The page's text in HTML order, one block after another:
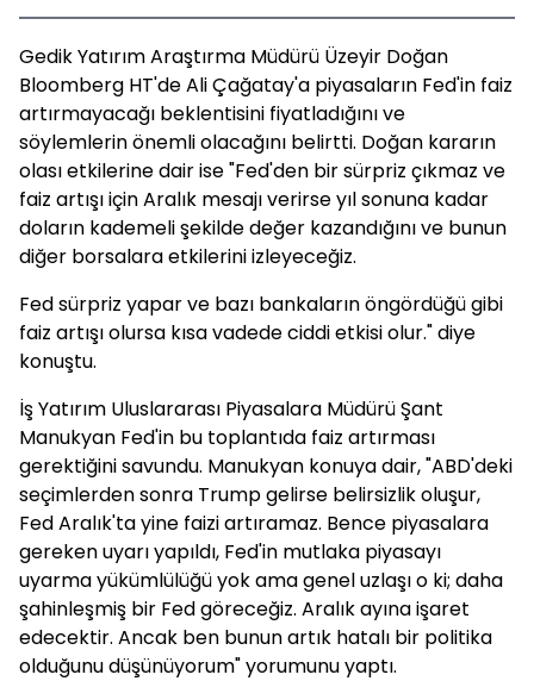
Gedik Yatırım Araştırma Müdürü Üzeyir Doğan
Bloomberg HT'de Ali Çağatay'a piyasaların Fed'in faiz
artırmayacağı beklentisini fiyatladığını ve
söylemlerin önemli olacağını belirtti. Doğan kararın
olası etkilerine dair ise "Fed'den bir sürpriz çıkmaz ve
faiz artışı için Aralık mesajı verirse yıl sonuna kadar
doların kademeli şekilde değer kazandığını ve bunun
diğer borsalara etkilerini izleyeceğiz.
Fed sürpriz yapar ve bazı bankaların öngördüğü gibi
faiz artışı olursa kısa vadede ciddi etkisi olur." diye
konuştu.
İş Yatırım Uluslararası Piyasalara Müdürü Şant
Manukyan Fed'in bu toplantıda faiz artırması
gerektiğini savundu. Manukyan konuya dair, "ABD'deki
seçimlerden sonra Trump gelirse belirsizlik oluşur,
Fed Aralık'ta yine faizi artıramaz. Bence piyasalara
gereken uyarı yapıldı, Fed'in mutlaka piyasayı
uyarma yükümlülüğü yok ama genel uzlaşı o ki; daha
şahinleşmiş bir Fed göreceğiz. Aralık ayına işaret
edecektir. Ancak ben bunun artık hatalı bir politika
olduğunu düşünüyorum" yorumunu yaptı.